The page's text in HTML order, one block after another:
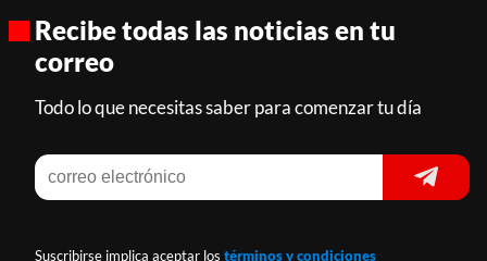
Recibe todas las noticias en tu
correo
Todo lo que necesitas saber para comenzar tu día
Suscribirse implica aceptar los términos y condiciones